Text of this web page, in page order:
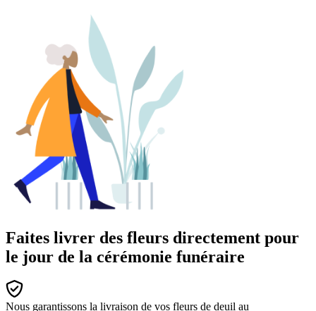
Faites livrer des fleurs directement pour
le jour de la cérémonie funéraire
Nous garantissons la livraison de vos fleurs de deuil au